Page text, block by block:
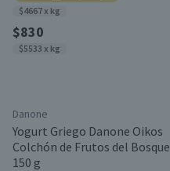
$4667 x kg
$830
$5533 x kg
Danone
Yogurt Griego Danone Oikos
Colchón de Frutos del Bosque
150 g